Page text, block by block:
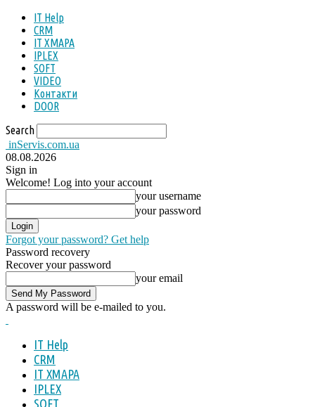
IT Help
CRM
IT ХМАРА
IPLEX
SOFT
VIDEO
Контакти
DOOR
Search
inServis.com.ua
08.08.2026
Sign in
Welcome! Log into your account
your username
your password
Forgot your password? Get help
Password recovery
Recover your password
your email
A password will be e-mailed to you.
IT Help
CRM
IT ХМАРА
IPLEX
SOFT